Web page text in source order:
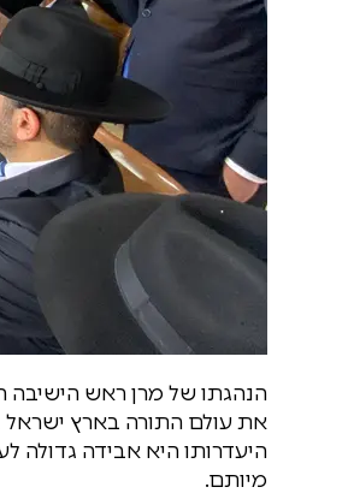
הנהגתו של מרן ראש הישיבה
את עולם התורה בארץ ישראל
היעדרותו היא אבידה
מיותם.